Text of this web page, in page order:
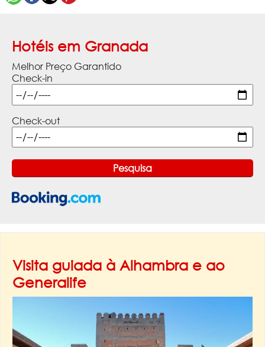
Hotéis em Granada
Melhor Preço Garantido
Check-in
Check-out
Visita guiada à Alhambra e ao
Generalife